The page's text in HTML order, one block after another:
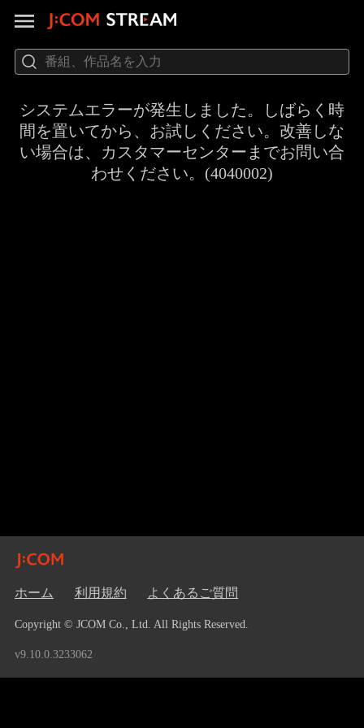
システムエラーが発生しました。しばらく時
間を置いてから、お試しください。改善しな
い場合は、カスタマーセンターまでお問い合
わせください。(4040002)
ホーム 利用規約 よくあるご質問
Copyright © JCOM Co., Ltd. All Rights Reserved.
v9.10.0.3233062